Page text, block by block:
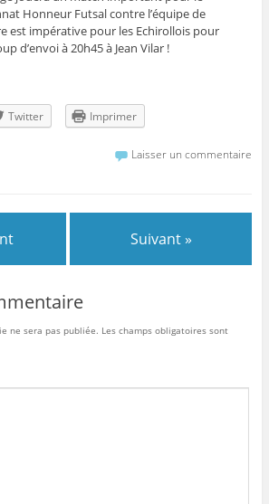
Honneur Futsal contre l’équipe de
est impérative pour les Echirollois pour
d’envoi à 20h45 à Jean Vilar !
Twitter Imprimer
Laisser un commentaire
Suivant »
ne sera pas publiée. Les champs obligatoires sont